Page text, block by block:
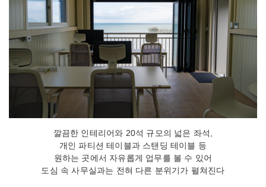
깔끔한 인테리어와 20석 규모의 넓은 좌석,
개인 파티션 테이블과 스탠딩 테이블 등
원하는 곳에서 자유롭게 업무를 볼 수 있어
도심 속 사무실과는 전혀 다른 분위기가 펼쳐진다